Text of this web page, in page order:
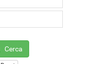
Cerca